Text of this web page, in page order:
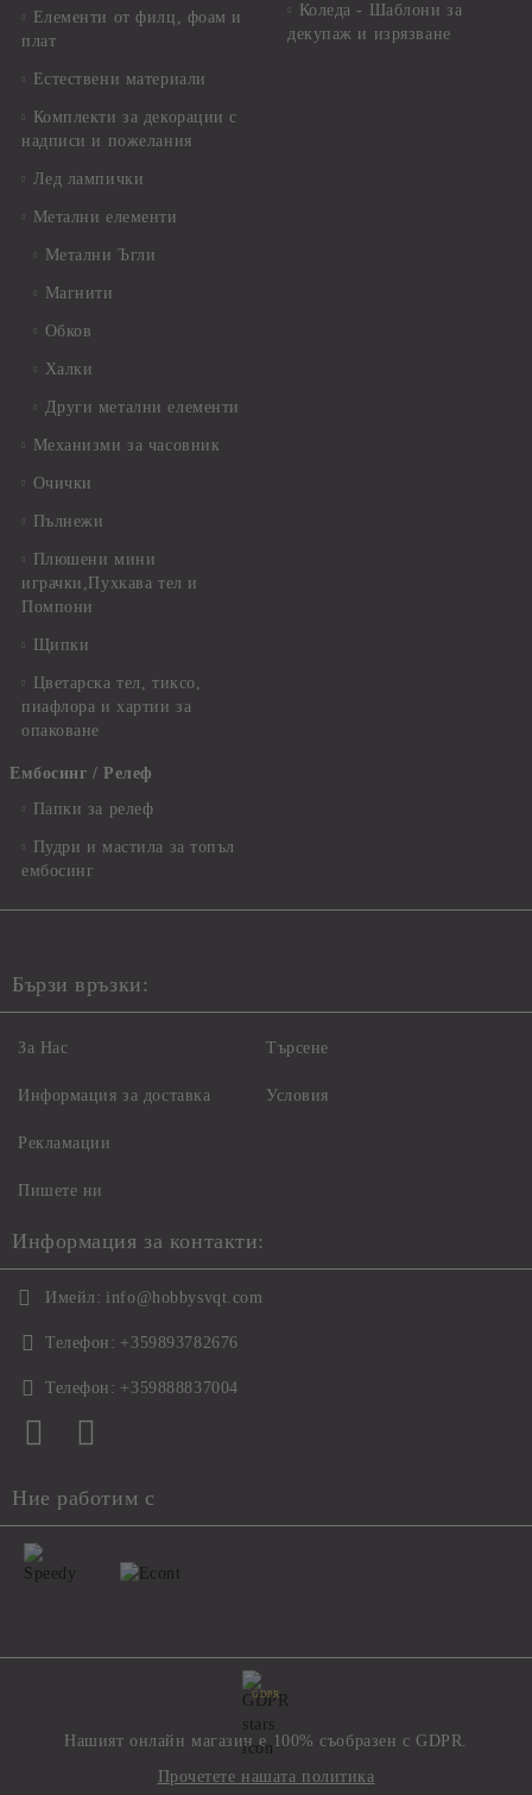
Елементи от филц, фоам и
плат
Естествени материали
Комплекти за декорации с
надписи и пожелания
Лед лампички
Метални елементи
Метални Ъгли
Магнити
Обков
Халки
Други метални елементи
Механизми за часовник
Очички
Пълнежи
Плюшени мини
играчки,Пухкава тел и
Помпони
Щипки
Цветарска тел, тиксо,
пиафлора и хартии за
опаковане
Ембосинг / Релеф
Папки за релеф
Пудри и мастила за топъл
ембосинг
Коледа - Шаблони за
декупаж и изрязване
Бързи връзки:
За Нас
Информация за доставка
Рекламации
Пишете ни
Търсене
Условия
Информация за контакти:
Имейл: info@hobbysvqt.com
Телефон: +359893782676
Телефон: +359888837004
Ние работим с
GDPR
Нашият онлайн магазин е 100% съобразен с GDPR.
Прочетете нашата политика